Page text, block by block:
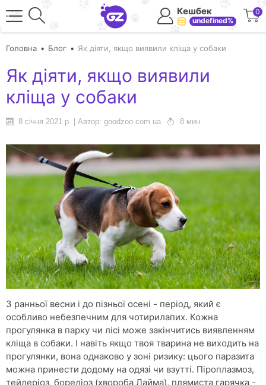
Кешбек
undefined%
0
Головна Блог Як діяти, якщо виявили кліща у собаки
Як діяти, якщо виявили
кліща у собаки
8 січня 2021 р. | Автор: goodzoo.com.ua 8 мин
З ранньої весни і до пізньої осені - період, який є
особливо небезпечним для чотирилапих. Кожна
прогулянка в парку чи лісі може закінчитись виявленням
кліща в собаки. І навіть якщо твоя тварина не виходить на
прогулянки, вона однаково у зоні ризику: цього паразита
можна принести додому на одязі чи взутті. Піроплазмоз,
тейлеріоз, бореліоз (хвороба Лайма), плямиста гарячка -